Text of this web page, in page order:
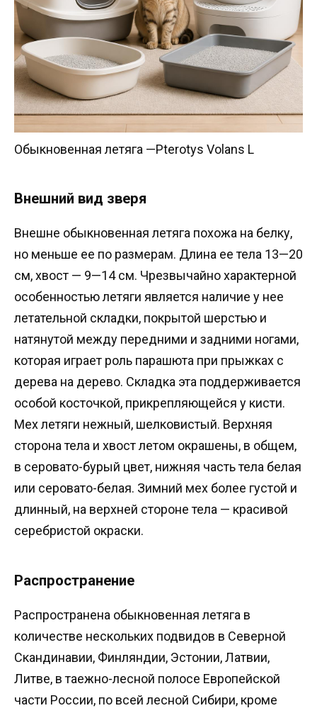
Обыкновенная летяга —Pterotys Volans L
Внешний вид зверя
Внешне обыкновенная летяга похожа на белку,
но меньше ее по размерам. Длина ее тела 13—20
см, хвост — 9—14 см. Чрезвычайно характерной
особенностью летяги является наличие у нее
летательной складки, покрытой шерстью и
натянутой между передними и задними ногами,
которая играет роль парашюта при прыжках с
дерева на дерево. Складка эта поддерживается
особой косточкой, прикрепляющейся у кисти.
Мех летяги нежный, шелковистый. Верхняя
сторона тела и хвост летом окрашены, в общем,
в серовато-бурый цвет, нижняя часть тела белая
или серовато-белая. Зимний мех более густой и
длинный, на верхней стороне тела — красивой
серебристой окраски.
Распространение
Распространена обыкновенная летяга в
количестве нескольких подвидов в Северной
Скандинавии, Финляндии, Эстонии, Латвии,
Литве, в таежно-лесной полосе Европейской
части России, по всей лесной Сибири, кроме